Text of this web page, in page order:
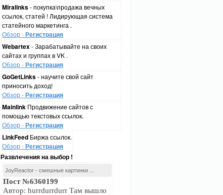
Miralinks- покупка\продажа вечных
ссылок, статей ! Лидирующая система
статейного маркетинга .
Обзор -Регистрация
Webartex- Зарабатывайте на своих
сайтах и группах в VK .
Обзор -Регистрация
GoGetLinks- научите свой сайт
приносить доход!
Обзор -Регистрация
Mainlink Продвижение сайтов с
помощью текстовых ссылок.
Обзор -Регистрация
LinkFeed Биржа ссылок.
Обзор -Регистрация
Развлечения на выбор !
JoyReactor - смешные картинки ...
Пост №6360199
Автор: hurrdurrdurr Там вышло